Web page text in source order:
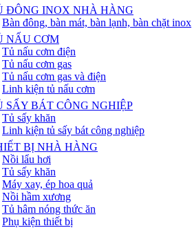
ĐÔNG INOX NHÀ HÀNG
Bàn đông, bàn mát, bàn lạnh, bàn chặt inox
NẤU CƠM
Tủ nấu cơm điện
Tủ nấu cơm gas
Tủ nấu cơm gas và điện
Linh kiện tủ nấu cơm
SẤY BÁT CÔNG NGHIỆP
Tủ sấy khăn
Linh kiện tủ sấy bát công nghiệp
BỊ NHÀ HÀNG
Nồi lẩu hơi
Tủ sấy khăn
Máy xay, ép hoa quả
Nồi hầm xương
Tủ hâm nóng thức ăn
Phụ kiện thiết bị